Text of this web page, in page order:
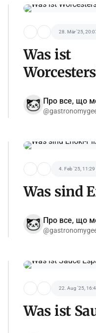
28. Mär '25,
Was ist
Про все, що
4. Feb '25, 11:29
Was sind
Про все, що
22. Aug '25,
Was ist